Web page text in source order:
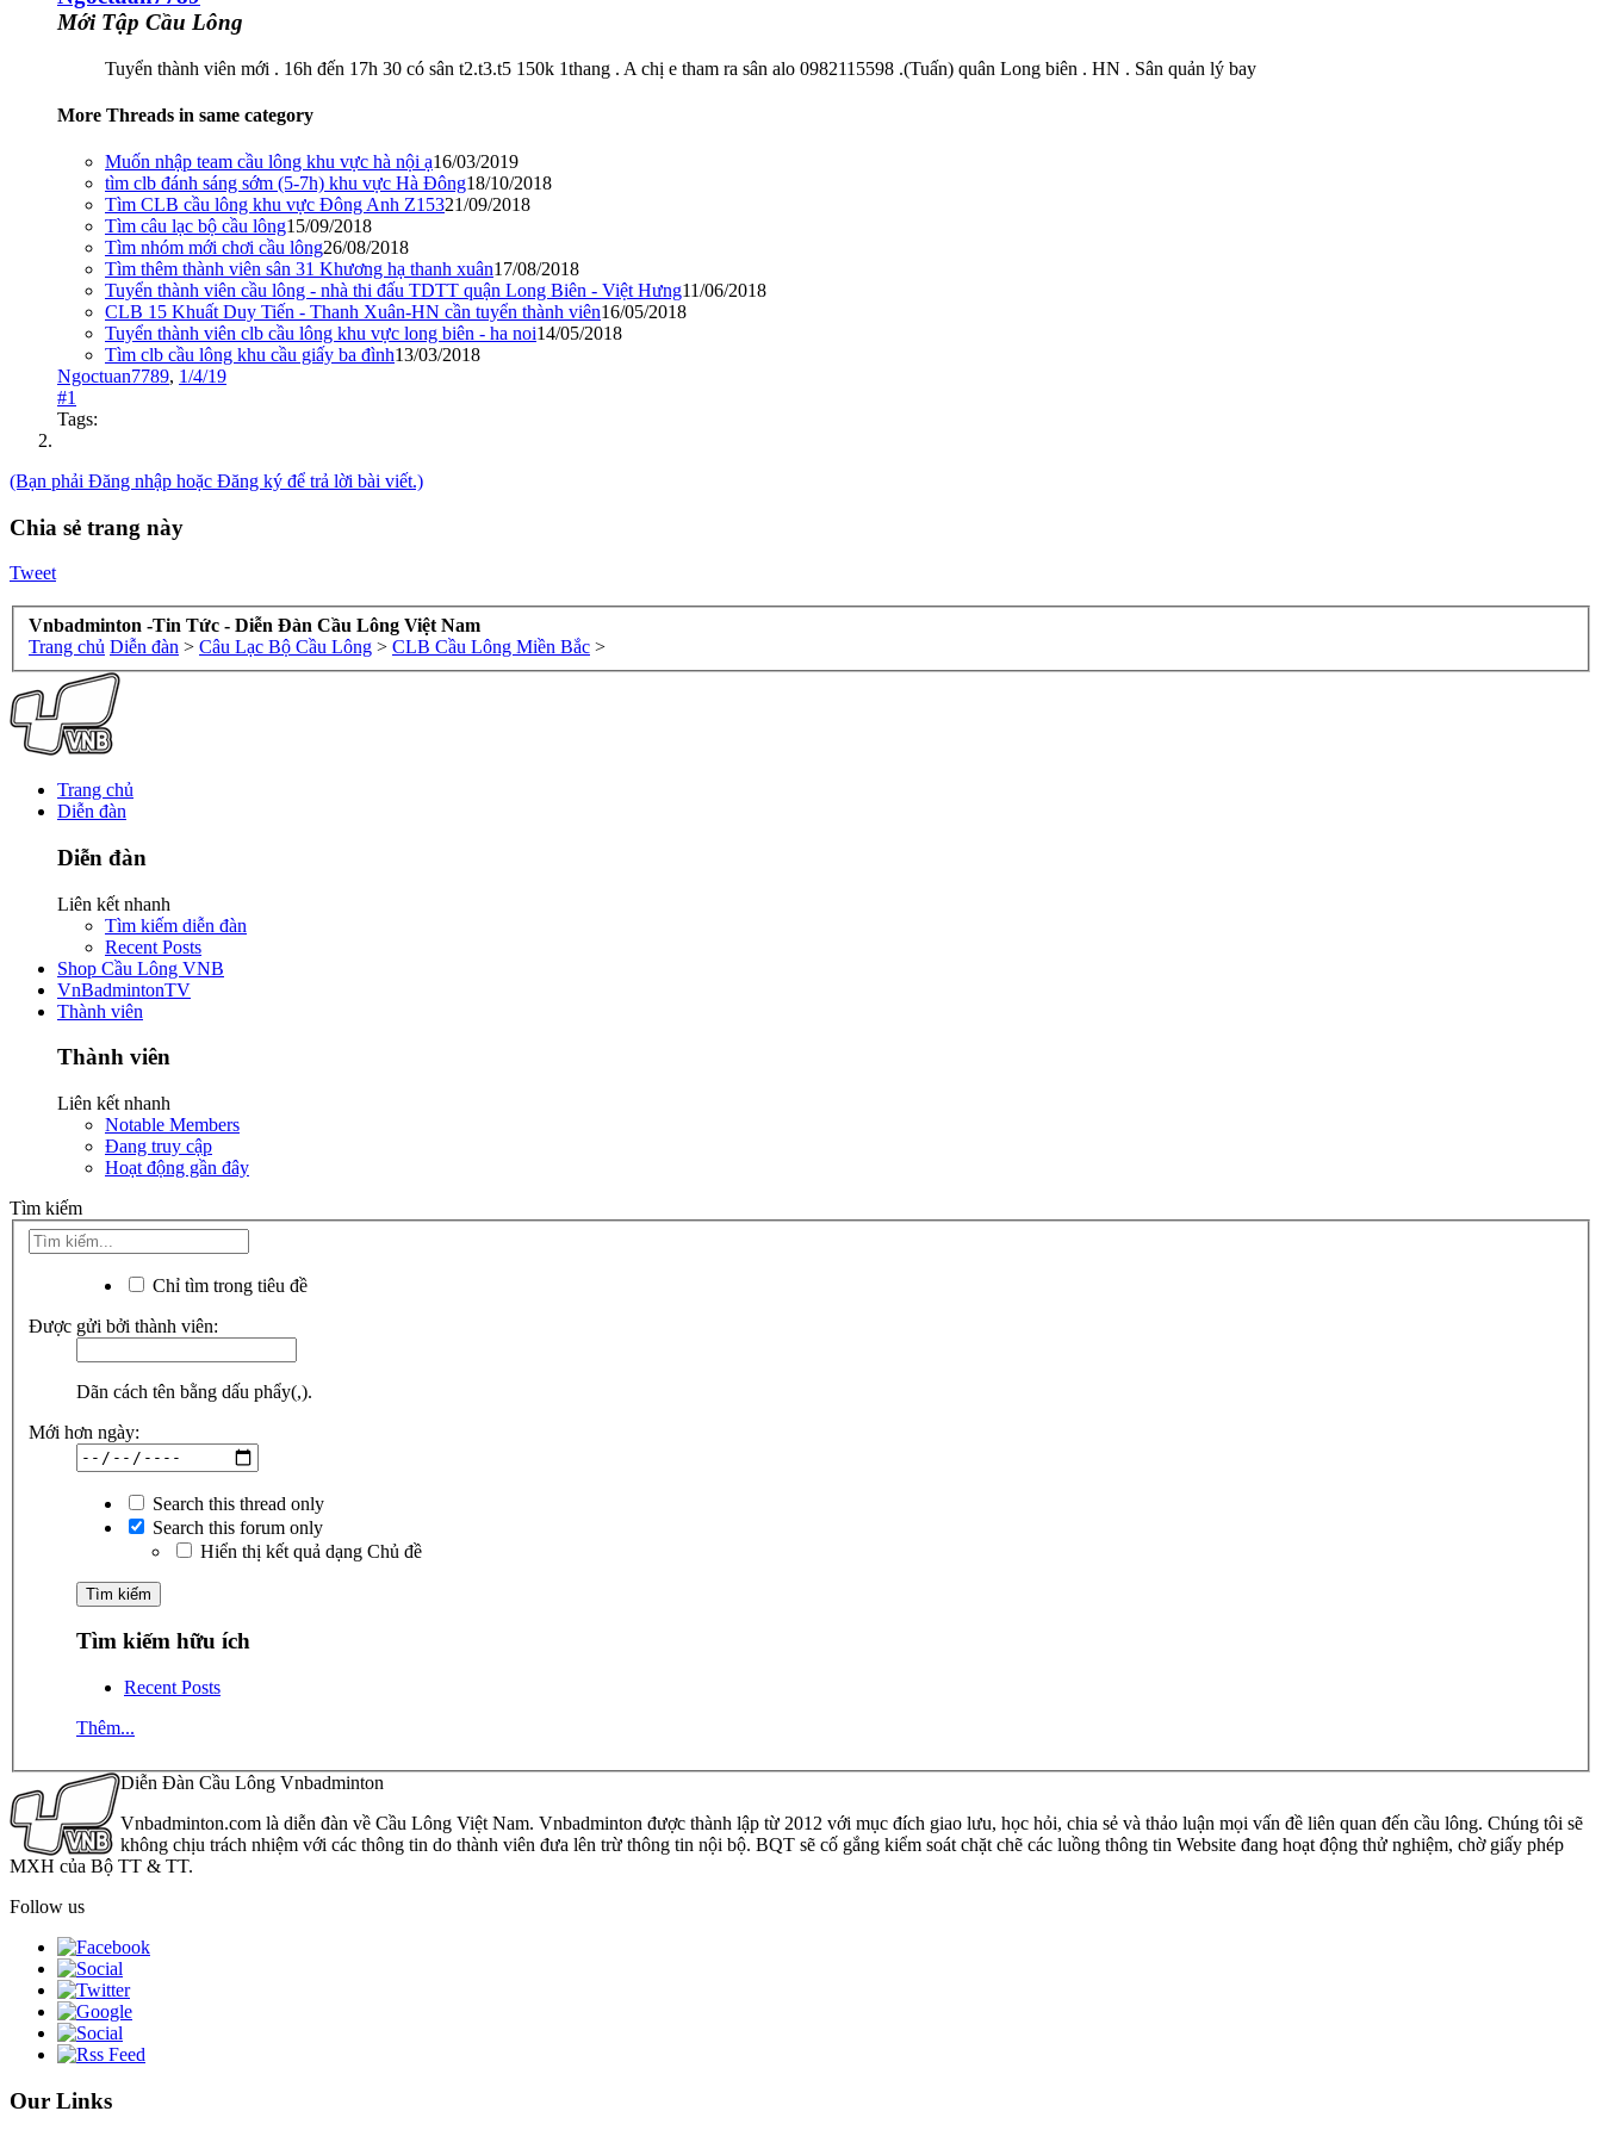
Mới Tập Cầu Lông
Tuyển thành viên mới . 16h đến 17h 30 có sân t2.t3.t5 150k 1thang . A chị e tham ra sân alo 0982115598 .(Tuấn) quân Long biên . HN . Sân quản lý bay
More Threads in same category
Muốn nhập team cầu lông khu vực hà nội ạ16/03/2019
tìm clb đánh sáng sớm (5-7h) khu vực Hà Đông18/10/2018
Tìm CLB cầu lông khu vực Đông Anh Z15321/09/2018
Tìm câu lạc bộ cầu lông15/09/2018
Tìm nhóm mới chơi cầu lông26/08/2018
Tìm thêm thành viên sân 31 Khương hạ thanh xuân17/08/2018
Tuyển thành viên cầu lông - nhà thi đấu TDTT quận Long Biên - Việt Hưng11/06/2018
CLB 15 Khuất Duy Tiến - Thanh Xuân-HN cần tuyển thành viên16/05/2018
Tuyển thành viên clb cầu lông khu vực long biên - ha noi14/05/2018
Tìm clb cầu lông khu cầu giấy ba đình13/03/2018
Ngoctuan7789, 1/4/19
#1
Tags:
(Bạn phải Đăng nhập hoặc Đăng ký để trả lời bài viết.)
Chia sẻ trang này
Tweet
Vnbadminton -Tin Tức - Diễn Đàn Cầu Lông Việt Nam
Trang chủ Diễn đàn > Câu Lạc Bộ Cầu Lông > CLB Cầu Lông Miền Bắc >
Trang chủ
Diễn đàn
Diễn đàn
Liên kết nhanh
Tìm kiếm diễn đàn
Recent Posts
Shop Cầu Lông VNB
VnBadmintonTV
Thành viên
Thành viên
Liên kết nhanh
Notable Members
Đang truy cập
Hoạt động gần đây
Tìm kiếm
Chỉ tìm trong tiêu đề
Được gửi bởi thành viên:
Dãn cách tên bằng dấu phẩy(,).
Mới hơn ngày:
Search this thread only
Search this forum only
Hiển thị kết quả dạng Chủ đề
Tìm kiếm hữu ích
Recent Posts
Thêm...
Diễn Đàn Cầu Lông Vnbadminton
Vnbadminton.com là diễn đàn về Cầu Lông Việt Nam. Vnbadminton được thành lập từ 2012 với mục đích giao lưu, học hỏi, chia sẻ và thảo luận mọi vấn đề liên quan đến cầu lông. Chúng tôi sẽ
không chịu trách nhiệm với các thông tin do thành viên đưa lên trừ thông tin nội bộ. BQT sẽ cố gắng kiểm soát chặt chẽ các luồng thông tin Website đang hoạt động thử nghiệm, chờ giấy phép
MXH của Bộ TT & TT.
Follow us
Our Links